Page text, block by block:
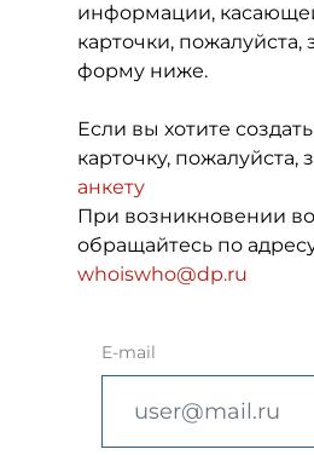
информации,
карточки, пожалуйста,
форму ниже.
Если вы хотите
карточку, пожалуйста,
анкету
При возникновении
обращайтесь по
whoiswho@dp.ru
E-mail